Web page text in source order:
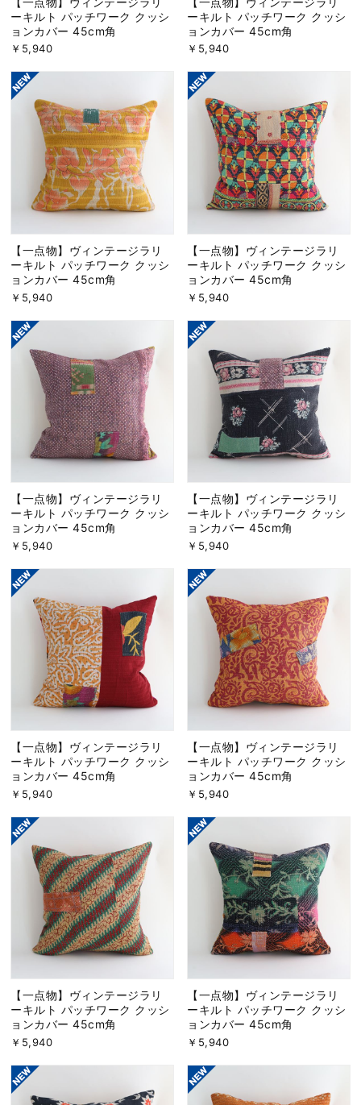
ーキルト パッチワーク クッシ
ョンカバー 45cm角
￥5,940
ーキルト パッチワーク クッシ
ョンカバー 45cm角
￥5,940
【一点物】ヴィンテージラリ
ーキルト パッチワーク クッシ
ョンカバー 45cm角
￥5,940
【一点物】ヴィンテージラリ
ーキルト パッチワーク クッシ
ョンカバー 45cm角
￥5,940
【一点物】ヴィンテージラリ
ーキルト パッチワーク クッシ
ョンカバー 45cm角
￥5,940
【一点物】ヴィンテージラリ
ーキルト パッチワーク クッシ
ョンカバー 45cm角
￥5,940
【一点物】ヴィンテージラリ
ーキルト パッチワーク クッシ
ョンカバー 45cm角
￥5,940
【一点物】ヴィンテージラリ
ーキルト パッチワーク クッシ
ョンカバー 45cm角
￥5,940
【一点物】ヴィンテージラリ
ーキルト パッチワーク クッシ
ョンカバー 45cm角
￥5,940
【一点物】ヴィンテージラリ
ーキルト パッチワーク クッシ
ョンカバー 45cm角
￥5,940